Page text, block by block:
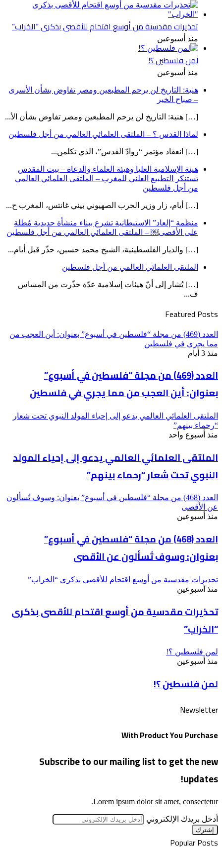
تحذيرات مقدسية من أوسع اقتحام للأقصى بذكرى “الخراب”
منذ أسبوعين
لمن فلسطين ؟!
منذ أسبوعين
هنية: التاريخ لن يرحم المطبعين ومصر تفاوض بشأن الأسرى
– صباح الخير
[…] هنية: التاريخ لن يرحم المطبعين ومصر تفاوض بشأن الأ...
لماذا القدس ؟ – الملتقى العلمائي العالمي من أجل فلسطين
[…] انعقاد مؤتمر “روادّ القدس”، الذي تكلمن...
هيئة الإسلامية العليا وهيئة العلماء والدعاة – بيت المقدس
تستنكر التطبيع العلني للمغرب – الملتقى العلمائي العالمي
من أجل فلسطين
[…] أيام، زار وزير الحرب الصهيوني بيني غانتس، المغرب ح...
منظمة “إلعاد” الاستيطانية تشرع ببناء منشأة حديدية مُطلة
على الأقصى￼ – الملتقى العلمائي العالمي من أجل فلسطين
[…] والديار الفلسطينية، الشيخ محمد حسين، حذّر قبل أيام...
الملتقى العلمائي العالمي من أجل فلسطين
[…] يُشار إلى أنّ هيئات إسلامية عدّة حذّرت من المساس
ف...
Featured Posts
العدد (469) من مجلة “فلسطين في أسبوع” بعنوان: أين العجب من
مما يجري في فلسطين
منذ 3 أيام
العدد (469) من مجلة “فلسطين في أسبوع”
بعنوان: أين العجب من مما يجري في فلسطين
الملتقى العلمائي العالمي يدعو إلى إحياء المولد النبوي تحت شعار
“رحماء بينهم”
منذ أسبوع واحد
الملتقى العلمائي العالمي يدعو إلى إحياء المولد
النبوي تحت شعار “رحماء بينهم”
العدد (468) من مجلة “فلسطين في أسبوع” بعنوان: وسوف تُسألون
عن الأقصى
منذ أسبوعين
العدد (468) من مجلة “فلسطين في أسبوع”
بعنوان: وسوف تُسألون عن الأقصى
تحذيرات مقدسية من أوسع اقتحام للأقصى بذكرى “الخراب”
منذ أسبوعين
تحذيرات مقدسية من أوسع اقتحام للأقصى بذكرى
“الخراب”
لمن فلسطين ؟!
منذ أسبوعين
لمن فلسطين ؟!
Newsletter
With Product You Purchase
Subscribe to our mailing list to get the new
updates!
Lorem ipsum dolor sit amet, consectetur.
أدخل بريدك الإلكتروني
Popular Posts